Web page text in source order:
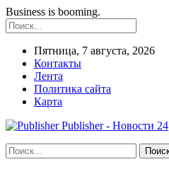
Business is booming.
Пятница, 7 августа, 2026
Контакты
Лента
Политика сайта
Карта
Publisher - Новости 24